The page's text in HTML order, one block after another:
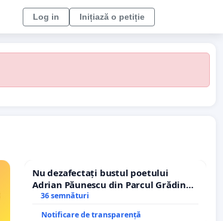
Log in Inițiază o petiție
Nu dezafectați bustul poetului
Adrian Păunescu din Parcul Grădina
Icoanei! Stop cenzurii culturale!
36 semnături
Notificare de transparență